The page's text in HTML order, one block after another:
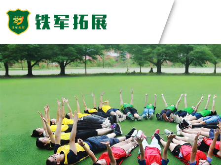
主题团建活动
领导力系列
主题团建系列
匠人制作系列
音乐释压系列
数字团建系列
文化赋能系列
组织运动系列
团建基地
深圳基地
东莞基地
惠州基地
佛山基地
清远基地
河源基地
案例展示
创新科技公司
生产制造企业
银行保险证券
服务顾问资询
定制化方案
视频中心